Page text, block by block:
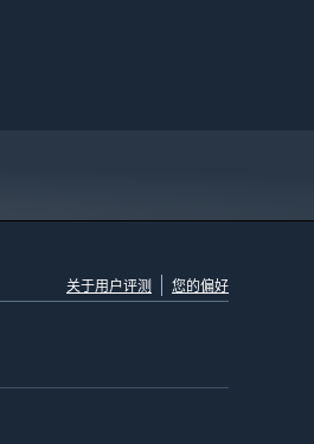
关于用户评测 您的偏好